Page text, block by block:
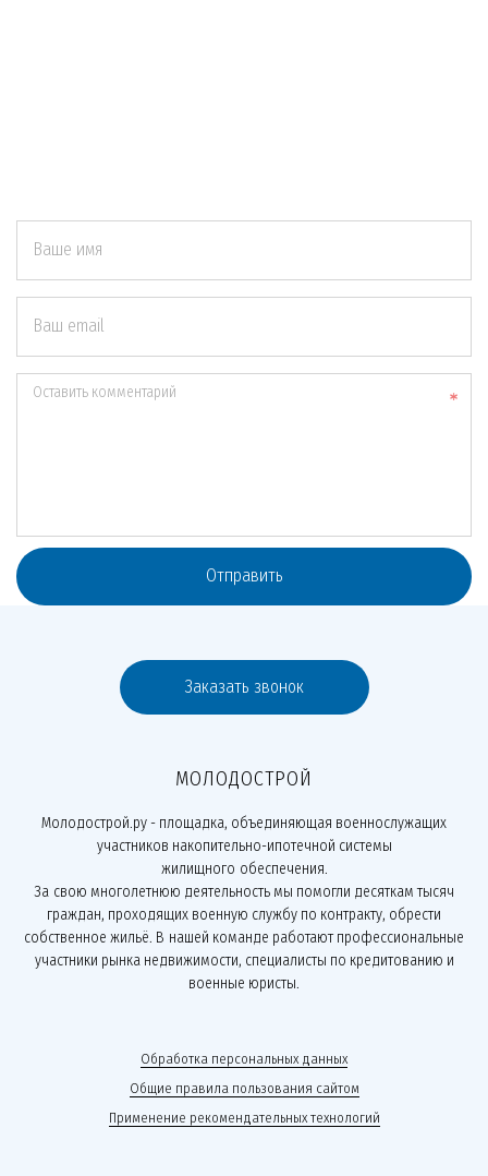
Ваше имя
Ваш email
Оставить комментарий
Отправить
Заказать звонок
МОЛОДОСТРОЙ
Молодострой.ру - площадка, объединяющая военнослужащих
участников накопительно-ипотечной системы
жилищного обеспечения.
За свою многолетнюю деятельность мы помогли десяткам тысяч
граждан, проходящих военную службу по контракту, обрести
собственное жильё. В нашей команде работают профессиональные
участники рынка недвижимости, специалисты по кредитованию и
военные юристы.
Обработка персональных данных
Общие правила пользования сайтом
Применение рекомендательных технологий